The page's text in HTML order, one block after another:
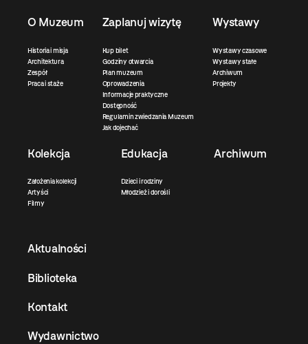
O Muzeum
Historia i misja
Architektura
Zespół
Praca i staże
Zaplanuj wizytę
Kup bilet
Godziny otwarcia
Plan muzeum
Oprowadzenia
Informacje praktyczne
Dostępność
Regulamin zwiedzania Muzeum
Jak dojechać
Wystawy
Wystawy czasowe
Wystawy stałe
Archiwum
Projekty
Kolekcja
Założenia kolekcji
Artyści
Filmy
Edukacja
Dzieci i rodziny
Młodzież i dorośli
Archiwum
Aktualności
Biblioteka
Kontakt
Wydawnictwo